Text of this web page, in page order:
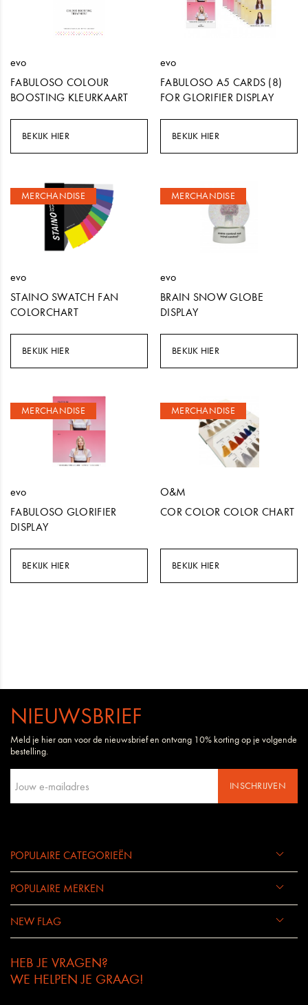
evo
FABULOSO COLOUR
BOOSTING KLEURKAART
BEKIJK HIER
evo
FABULOSO A5 CARDS (8)
FOR GLORIFIER DISPLAY
BEKIJK HIER
MERCHANDISE
evo
STAINO SWATCH FAN
COLORCHART
BEKIJK HIER
MERCHANDISE
evo
BRAIN SNOW GLOBE
DISPLAY
BEKIJK HIER
MERCHANDISE
evo
FABULOSO GLORIFIER
DISPLAY
BEKIJK HIER
MERCHANDISE
O&M
COR COLOR COLOR CHART
BEKIJK HIER
NIEUWSBRIEF
Meld je hier aan voor de nieuwsbrief en ontvang 10% korting op je volgende
bestelling.
INSCHRIJVEN
POPULAIRE CATEGORIEËN
POPULAIRE MERKEN
NEW FLAG
HEB JE VRAGEN?
WE HELPEN JE GRAAG!